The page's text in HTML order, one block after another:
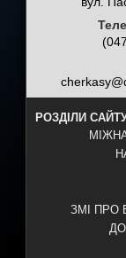
РОЗДІЛИ
ЗМІ ПРО